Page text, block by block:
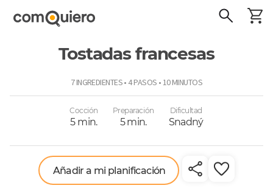
Tostadas francesas
7 INGREDIENTES • 4 PASOS • 10 MINUTOS
Cocción
5 min.
Preparación
5 min.
Dificultad
Snadný
Añadir a mi planificación